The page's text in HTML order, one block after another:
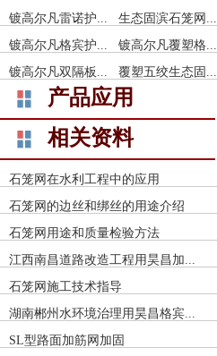
镀高尔凡雷诺护...
生态固滨石笼网...
镀高尔凡格宾护...
镀高尔凡覆塑格...
镀高尔凡双隔板...
覆塑五绞生态固...
产品应用
相关资料
石笼网在水利工程中的应用
石笼网的边丝和绑丝的用途介绍
石笼网用途和质量检验方法
江西南昌道路改造工程用昊昌加...
石笼网施工技术指导
湖南郴州水环境治理用昊昌格宾...
SL型路面加筋网加固